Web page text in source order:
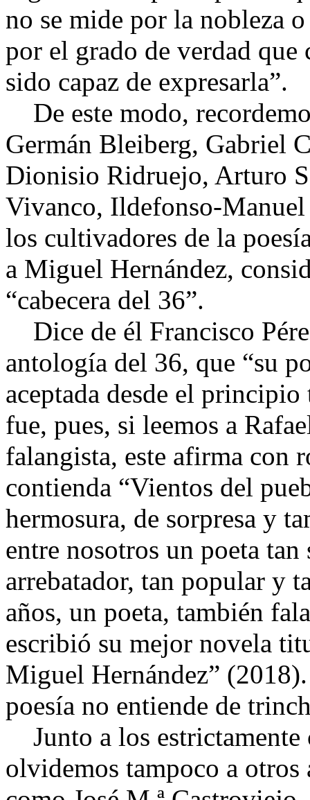
no se mide por la nobleza
por el grado de verdad
sido capaz de expresarla”.
De este modo,
Germán Bleiberg, Gabriel
Dionisio Ridruejo, Arturo
Vivanco, Ildefonso-
los cultivadores de la
a Miguel Hernández,
“cabecera del 36”.
Dice de él Francisco
antología del 36, que “su
aceptada desde el
fue, pues, si leemos a
falangista, este afirma con
contienda “Vientos del
hermosura, de sorpresa y
entre nosotros un poeta
arrebatador, tan popular y
años, un poeta, también
escribió su mejor novela
Miguel Hernández”
poesía no entiende de
Junto a los estrictamente
olvidemos tampoco a otros